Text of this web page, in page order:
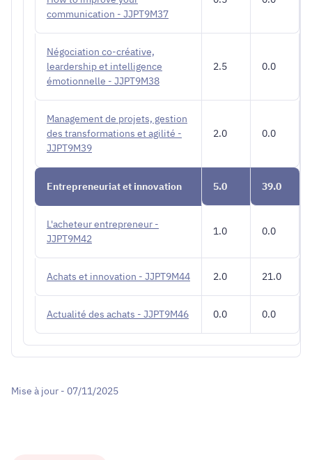
communication - JJPT9M37
Négociation co-créative,
leardership et intelligence
émotionnelle - JJPT9M38
2.5 0.0
Management de projets, gestion
des transformations et agilité -
JJPT9M39
2.0 0.0
Entrepreneuriat et innovation 5.0 39.0
L'acheteur entrepreneur -
JJPT9M42
1.0 0.0
Achats et innovation - JJPT9M44 2.0 21.0
Actualité des achats - JJPT9M46 0.0 0.0
Mise à jour - 07/11/2025